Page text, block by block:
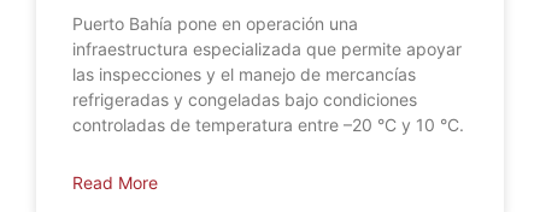
Puerto Bahía pone en operación una
infraestructura especializada que permite apoyar
las inspecciones y el manejo de mercancías
refrigeradas y congeladas bajo condiciones
controladas de temperatura entre –20 °C y 10 °C.
Read More